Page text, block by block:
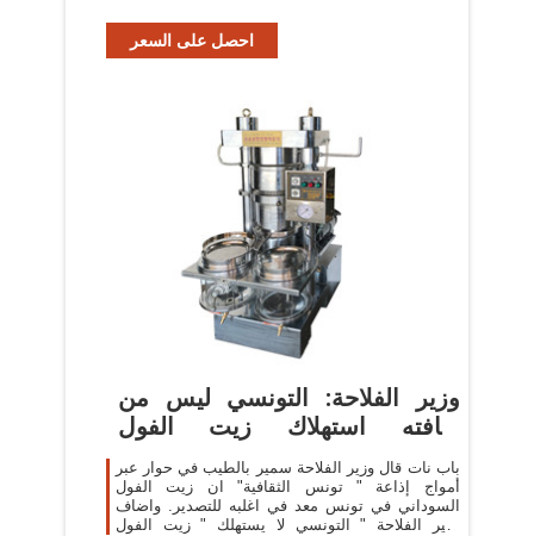
احصل على السعر
وزير الفلاحة: التونسي ليس من
ثقافته استهلاك زيت الفول
السوداني
باب نات قال وزير الفلاحة سمير بالطيب في حوار عبر
أمواج إذاعة " تونس الثقافية" ان زيت الفول
السوداني في تونس معد في اغلبه للتصدير. واضاف
وزير الفلاحة " التونسي لا يستهلك " زيت الفول